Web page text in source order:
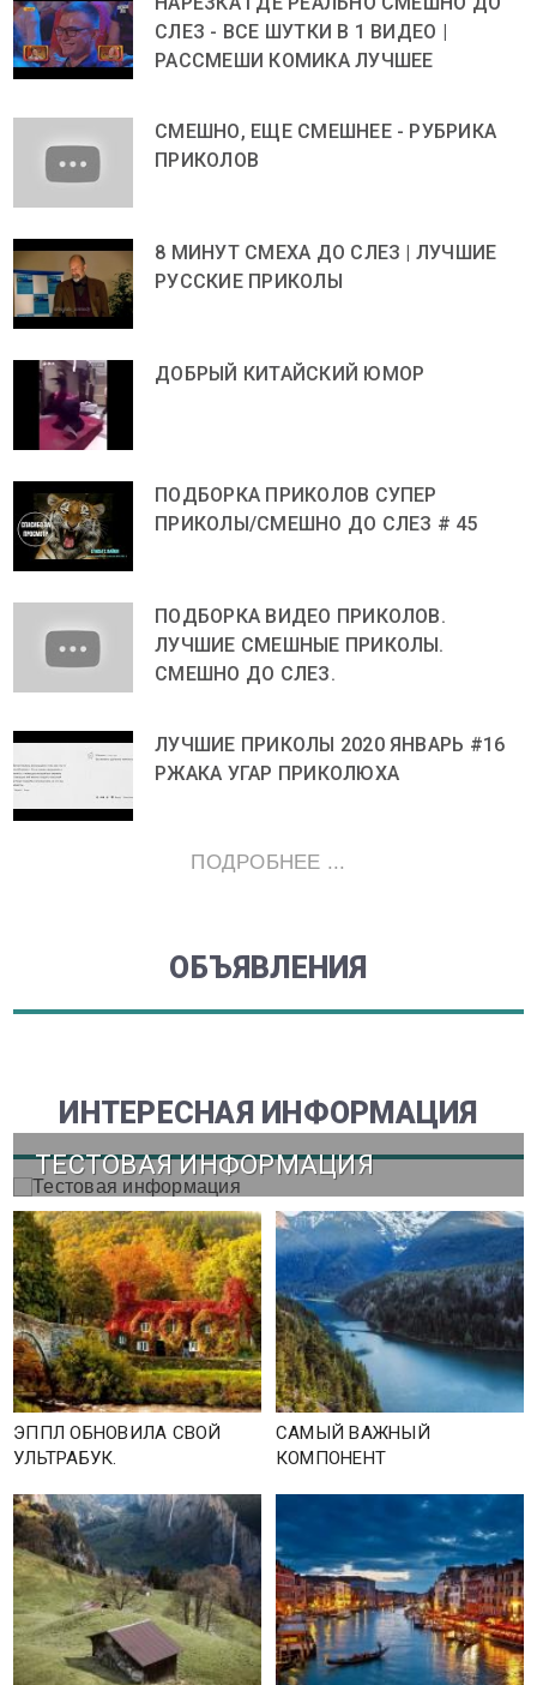
СЛЕЗ - ВСЕ ШУТКИ В 1 ВИДЕО |
РАССМЕШИ КОМИКА ЛУЧШЕЕ
СМЕШНО, ЕЩЕ СМЕШНЕЕ - РУБРИКА
ПРИКОЛОВ
8 МИНУТ СМЕХА ДО СЛЕЗ | ЛУЧШИЕ
РУССКИЕ ПРИКОЛЫ
ДОБРЫЙ КИТАЙСКИЙ ЮМОР
ПОДБОРКА ПРИКОЛОВ СУПЕР
ПРИКОЛЫ/СМЕШНО ДО СЛЕЗ # 45
ПОДБОРКА ВИДЕО ПРИКОЛОВ.
ЛУЧШИЕ СМЕШНЫЕ ПРИКОЛЫ.
СМЕШНО ДО СЛЕЗ.
ЛУЧШИЕ ПРИКОЛЫ 2020 ЯНВАРЬ #16
РЖАКА УГАР ПРИКОЛЮХА
ПОДРОБНЕЕ ...
ОБЪЯВЛЕНИЯ
ИНТЕРЕСНАЯ ИНФОРМАЦИЯ
ТЕСТОВАЯ ИНФОРМАЦИЯ
ЭППЛ ОБНОВИЛА СВОЙ
УЛЬТРАБУК.
САМЫЙ ВАЖНЫЙ
КОМПОНЕНТ